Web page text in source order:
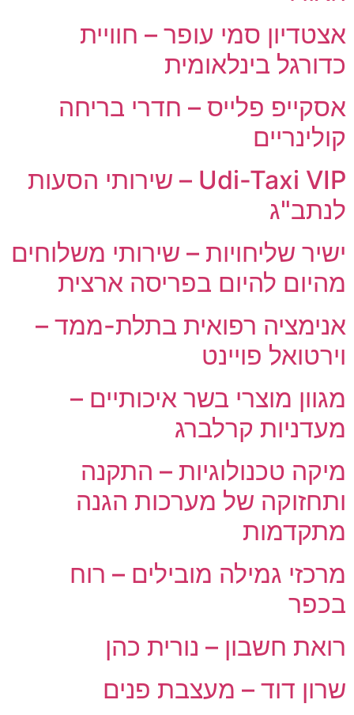
אצטדיון סמי עופר – חוויית
כדורגל בינלאומית
אסקייפ פלייס – חדרי בריחה
קולינריים
Udi-Taxi VIP – שירותי הסעות
לנתב"ג
ישיר שליחויות – שירותי משלוחים
מהיום להיום בפריסה ארצית
אנימציה רפואית בתלת-ממד –
וירטואל פויינט
מגוון מוצרי בשר איכותיים –
מעדניות קרלברג
מיקה טכנולוגיות – התקנה
ותחזוקה של מערכות הגנה
מתקדמות
מרכזי גמילה מובילים – רוח
בכפר
רואת חשבון – נורית כהן
שרון דוד – מעצבת פנים